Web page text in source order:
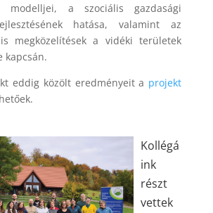
modelljei, a szociális gazdasági
hatása, valamint az
megközelítések a vidéki területek
kapcsán.
eddig közölt eredményeit a projekt
Kollégá
ink
részt
vettek